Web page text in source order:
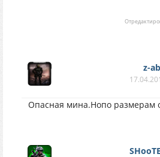
z-
Опасная мина.Нопо размерам